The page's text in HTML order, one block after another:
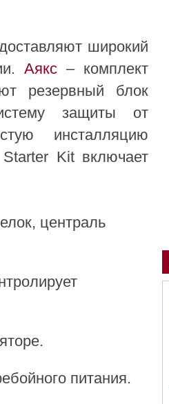
широкий
Аякс – комплект
резервный блок
защиты от
инсталляцию
Kit включает
централь
питания.